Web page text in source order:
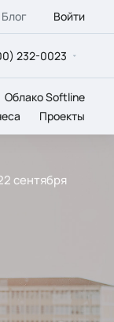
Блог Войти
232-0023
Облако Softline
Проекты
сентября